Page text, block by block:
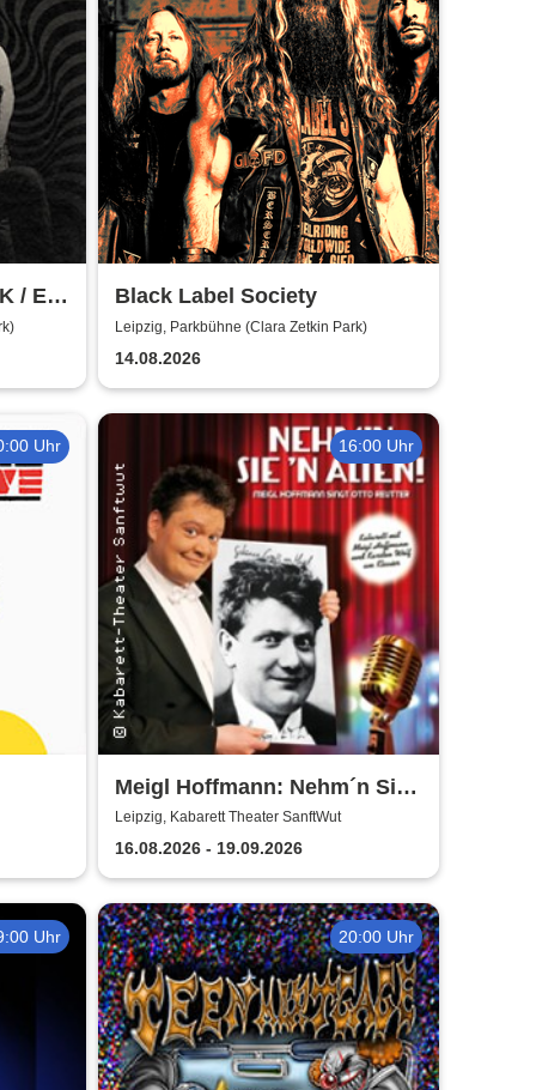
/ EU
Black Label Society
Leipzig, Parkbühne (Clara Zetkin Park)
14.08.2026
Uhr 16:00 Uhr
Meigl Hoffmann: Nehm´n Sie
´n Alten! - Ein Otto Reutter-
Abend
Leipzig, Kabarett Theater SanftWut
16.08.2026 - 19.09.2026
Uhr 20:00 Uhr